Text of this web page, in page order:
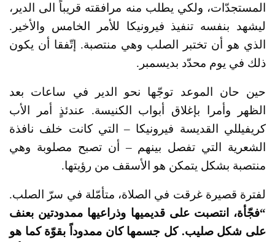
المستجدّات، ولكي يطلب منه مرافقته قريباً الى الدير،
ليشهد بنفسه تنفيذ فيرونيكا للأمر الخامس والأخير.
الذي هو أن تختبر الصلب وهي منتصبة. إتّفقا أن يكون
ذلك في يوم محدّد بديسمبر.
حين حان الموعد توجّها نحو الدير في ساعات بعد
الظهر وأمرا بإغلاق أبواب الكنيسة. عندئذٍ أمر الأب
كريفيللي القديسة فيرونيكا – التي كانت خلف نافذة
الشعرية التي تفصل بينهم – أن تصبح مصلوبة وهي
منتصبة بشكل يتمكن هو الأسقف من رؤيتها.
لفترة قصيرة غرقت في الصلاة، متأمّلة في سرّ الصلب.
“فجّأة، انتصبت على قديميها وذراعيها ممدودتين بعنف
على شكل صليب. كل جسمها كان ممدوداً بقوّة كما هو